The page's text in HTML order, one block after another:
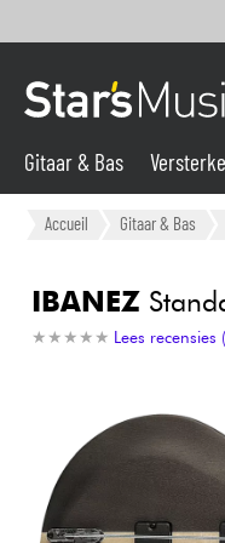
Gitaar & Bas
Synths &
Licht
Viool &
Gitaar & Bas
Accueil Gitaar & Bas
IBANEZ
★ ★ ★ ★ ★
★ ★ ★ ★ ★ Lees recensies